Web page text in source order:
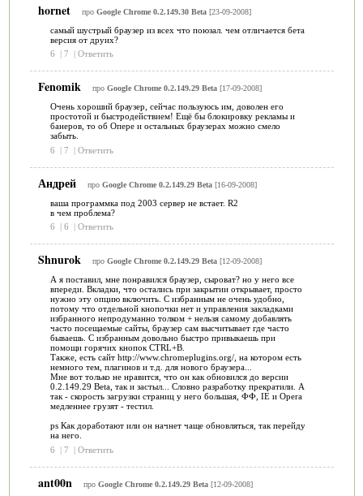
hornet про Google Chrome 0.2.149.30 Beta[23-09-2008]
самый шустрый браузер из всех что поюзал. чем отличается бета
версия от друих?
6
| 7 | Ответить
Fenomik про Google Chrome 0.2.149.29 Beta[17-09-2008]
Очень хороший браузер, сейчас пользуюсь им, доволен его
простотой и быстродействием! Ещё бы блокировку рекламы и
банеров, то об Опере и остальных браузерах можно смело
забыть.
6
| 7 | Ответить
Андрей про Google Chrome 0.2.149.29 Beta[16-09-2008]
ваша программка под 2003 сервер не встает. R2
в чем проблема?
6
| 6 | Ответить
Shnurok про Google Chrome 0.2.149.29 Beta[12-09-2008]
А я поставил, мне понравился браузер, сыроват? но у него все
впереди. Вкладки, что остались при закрытии открывает, просто
нужно эту опцию включить. С избранным не очень удобно,
потому что отдельной кнопочки нет и управления закладками
избранного непродуманно толком + нельзя самому добавлять
часто посещаемые сайты, браузер сам высчитывает где часто
бываешь. С избранным довольно быстро привыкаешь при
помощи горячих кнопок CTRL+B.
Также, есть сайт http://www.chromeplugins.org/, на котором есть
немного тем, плагинов и т.д. для нового браузера...
Мне вот только не нравится, что он как обновился до версии
0.2.149.29 Beta, так и застыл... Словно разработку прекратили. А
так - скорость загрузки страниц у него большая, ФФ, IE и Opera
медленнее грузят - тестил.
ps Как доработают или он начнет чаще обновляться, так перейду
на него.
6
| 7 | Ответить
ant00n про Google Chrome 0.2.149.29 Beta[12-09-2008]